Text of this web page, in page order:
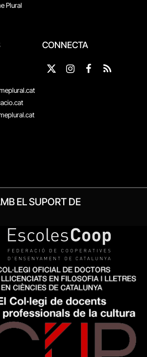
Plural
CONNECTA
X
InstagramFacebook
RSS
EL SUPORT DE